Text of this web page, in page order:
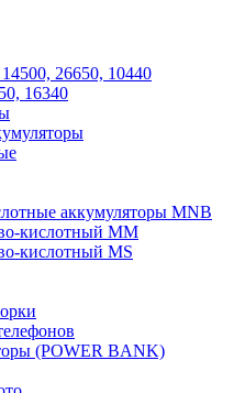
26650, 10440
16340
аккумуляторы MNB
кислотный MM
кислотный MS
(POWER BANK)